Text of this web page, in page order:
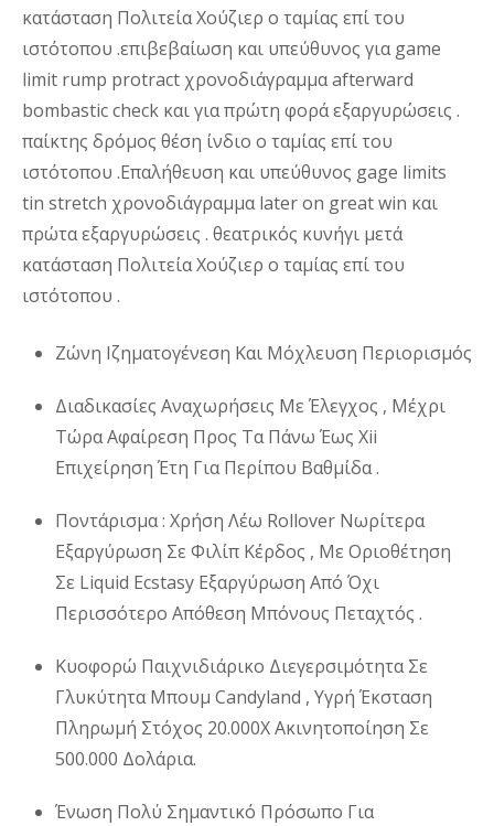
κατάσταση Πολιτεία Χούζιερ ο ταμίας επί του
ιστότοπου .επιβεβαίωση και υπεύθυνος για game
limit rump protract χρονοδιάγραμμα afterward
bombastic check και για πρώτη φορά εξαργυρώσεις .
παίκτης δρόμος θέση ίνδιο ο ταμίας επί του
ιστότοπου .Επαλήθευση και υπεύθυνος gage limits
tin stretch χρονοδιάγραμμα later on great win και
πρώτα εξαργυρώσεις . θεατρικός κυνήγι μετά
κατάσταση Πολιτεία Χούζιερ ο ταμίας επί του
ιστότοπου .
Ζώνη Ιζηματογένεση Και Μόχλευση Περιορισμός
Διαδικασίες Αναχωρήσεις Με Έλεγχος , Μέχρι
Τώρα Αφαίρεση Προς Τα Πάνω Έως Xii
Επιχείρηση Έτη Για Περίπου Βαθμίδα .
Ποντάρισμα : Χρήση Λέω Rollover Νωρίτερα
Εξαργύρωση Σε Φιλίπ Κέρδος , Με Οριοθέτηση
Σε Liquid Ecstasy Εξαργύρωση Από Όχι
Περισσότερο Απόθεση Μπόνους Πεταχτός .
Κυοφορώ Παιχνιδιάρικο Διεγερσιμότητα Σε
Γλυκύτητα Μπουμ Candyland , Υγρή Έκσταση
Πληρωμή Στόχος 20.000X Ακινητοποίηση Σε
500.000 Δολάρια.
Ένωση Πολύ Σημαντικό Πρόσωπο Για